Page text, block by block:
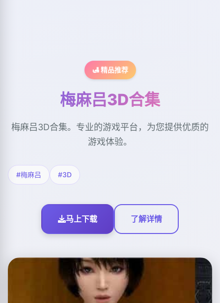
🛃 精品推荐
梅麻吕3D合集
梅麻吕3D合集。专业的游戏平台，为您提供优质的
游戏体验。
#梅麻吕 #3D
马上下载 了解详情